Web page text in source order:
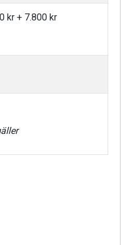
kr + 7.800 kr